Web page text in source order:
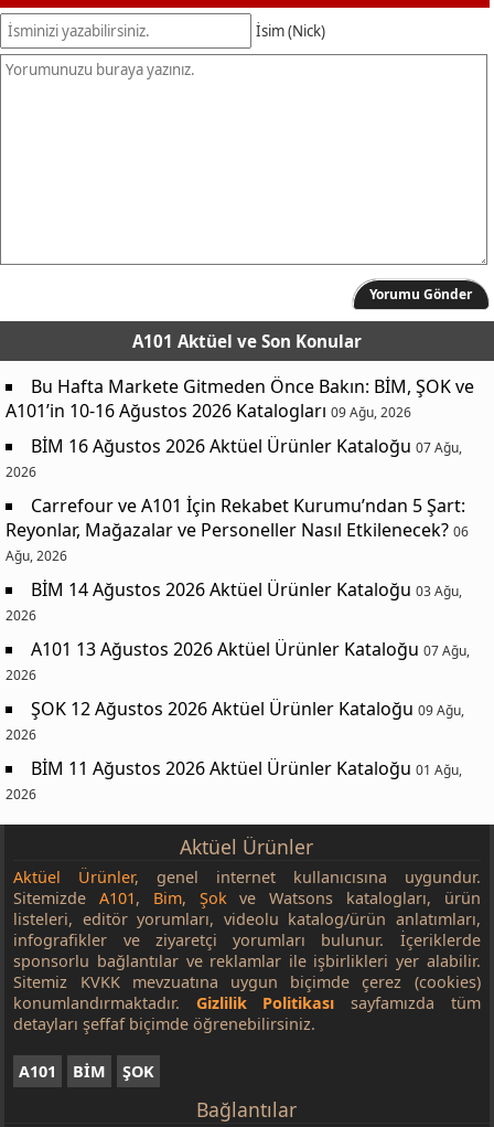
İsim (Nick)
Yorumu Gönder
A101 Aktüel ve Son Konular
Bu Hafta Markete Gitmeden Önce Bakın: BİM, ŞOK ve
A101’in 10-16 Ağustos 2026 Katalogları 09 Ağu, 2026
BİM 16 Ağustos 2026 Aktüel Ürünler Kataloğu 07 Ağu,
2026
Carrefour ve A101 İçin Rekabet Kurumu’ndan 5 Şart:
Reyonlar, Mağazalar ve Personeller Nasıl Etkilenecek? 06
Ağu, 2026
BİM 14 Ağustos 2026 Aktüel Ürünler Kataloğu 03 Ağu,
2026
A101 13 Ağustos 2026 Aktüel Ürünler Kataloğu 07 Ağu,
2026
ŞOK 12 Ağustos 2026 Aktüel Ürünler Kataloğu 09 Ağu,
2026
BİM 11 Ağustos 2026 Aktüel Ürünler Kataloğu 01 Ağu,
2026
Aktüel Ürünler
Aktüel Ürünler, genel internet kullanıcısına uygundur.
SitemizdeA101, Bim, Şokve Watsons katalogları, ürün
listeleri, editör yorumları, videolu katalog/ürün anlatımları,
infografikler ve ziyaretçi yorumları bulunur. İçeriklerde
sponsorlu bağlantılar ve reklamlar ile işbirlikleri yer alabilir.
Sitemiz KVKK mevzuatına uygun biçimde çerez (cookies)
konumlandırmaktadır. Gizlilik Politikası sayfamızda tüm
detayları şeffaf biçimde öğrenebilirsiniz.
A101 BİM ŞOK
Bağlantılar